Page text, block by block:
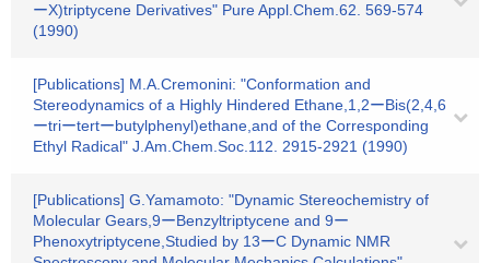
ーX)triptycene Derivatives" Pure Appl.Chem.62. 569-574
(1990)
[Publications] M.A.Cremonini: "Conformation and
Stereodynamics of a Highly Hindered Ethane,1,2ーBis(2,4,6
ーtriーtertーbutylphenyl)ethane,and of the Corresponding
Ethyl Radical" J.Am.Chem.Soc.112. 2915-2921 (1990)
[Publications] G.Yamamoto: "Dynamic Stereochemistry of
Molecular Gears,9ーBenzyltriptycene and 9ー
Phenoxytriptycene,Studied by 13ーC Dynamic NMR